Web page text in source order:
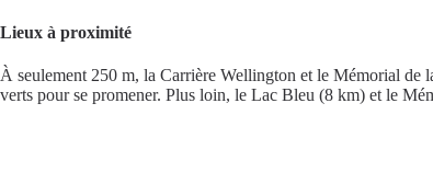
Lieux à proximité
À seulement 250 m, la Carrière Wellington et le Mémorial de
verts pour se promener. Plus loin, le Lac Bleu (8 km) et le